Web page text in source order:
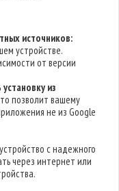
источников:
устройстве.
от версии
из
позволит вашему
не из Google
с надежного
через интернет или